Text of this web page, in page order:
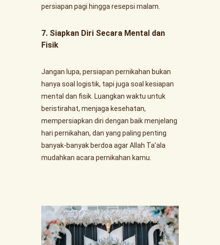
persiapan pagi hingga resepsi malam.
7. Siapkan Diri Secara Mental dan
Fisik
Jangan lupa, persiapan pernikahan bukan
hanya soal logistik, tapi juga soal kesiapan
mental dan fisik. Luangkan waktu untuk
beristirahat, menjaga kesehatan,
mempersiapkan diri dengan baik menjelang
hari pernikahan, dan yang paling penting
banyak-banyak berdoa agar Allah Ta’ala
mudahkan acara pernikahan kamu.